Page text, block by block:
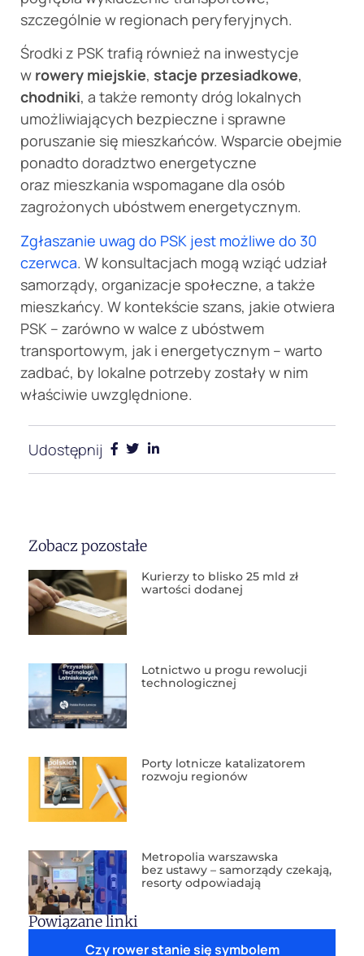
szczególnie w regionach peryferyjnych.
Środki z PSK trafią również na inwestycje
w rowery miejskie, stacje przesiadkowe,
chodniki, a także remonty dróg lokalnych
umożliwiających bezpieczne i sprawne
poruszanie się mieszkańców. Wsparcie obejmie
ponadto doradztwo energetyczne
oraz mieszkania wspomagane dla osób
zagrożonych ubóstwem energetycznym.
Zgłaszanie uwag do PSK jest możliwe do 30
czerwca. W konsultacjach mogą wziąć udział
samorządy, organizacje społeczne, a także
mieszkańcy. W kontekście szans, jakie otwiera
PSK – zarówno w walce z ubóstwem
transportowym, jak i energetycznym – warto
zadbać, by lokalne potrzeby zostały w nim
właściwie uwzględnione.
Udostępnij
Zobacz pozostałe
Kurierzy to blisko 25 mld zł
wartości dodanej
Lotnictwo u progu rewolucji
technologicznej
Porty lotnicze katalizatorem
rozwoju regionów
Metropolia warszawska
bez ustawy – samorządy czekają,
resorty odpowiadają
Powiązane linki
Czy rower stanie się symbolem